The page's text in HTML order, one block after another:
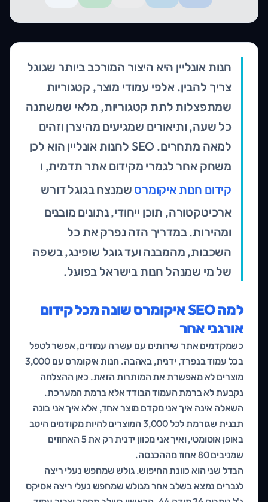
חנות אונליין היא היצור המורכב ביותר שגוגל
צריך להבין. אלפי עמודי מוצר, קטגוריות
שמתפצלות לתת קטגוריות, מלאי שמשתנה
כל שעה, ותיאורים שמגיעים מהיצרן וזהים
למאה מתחרים. SEO לחנות אונליין הוא לכן
משחק אחר לגמרי מקידום אתר תדמית, ו
קידום חנות איקומרס שמנצח בגוגל דורש
ארכיטקטורה, תוכן ייחודי, נתונים מובנים
ומהירות. במדריך הזה נפרק את כל
השכבות, מהמבנה ועד גוגל שופינג, בשפה
של מי שמנהל חנות בישראל בפועל.
למה SEO איקומרס שונה מכל קידום
אורגני אחר
כשמקדמים אתר שירותים עם עשרה עמודים, אפשר לטפל
בכל עמוד בנפרד, ידנית, באהבה. חנות איקומרס עם 3,000
מוצרים לא מאפשרת את המותרות הזאת. כאן ההצלחה
נקבעת לא ברמת העמוד הבודד אלא ברמת המערכת.
השאלה אינה איך אני מקדם מוצר אחד, אלא איך אני בונה
תבנית שגורמת לכל 3,000 המוצרים להיות מקודמים היטב
באופן אוטומטי, ואיך אני מכוון ידנית רק את 5 האחוזים
שמניבים 80 אחוז מההכנסה.
הבדל שני הוא כוונת החיפוש. גולש שמחפש נעלי ריצה
לגברים נמצא בשלב אחר מגולש שמחפש נעלי ריצה אסיקס